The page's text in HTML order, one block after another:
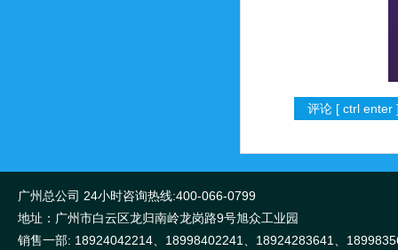
广州总公司 24小时咨询热线:400-066-0799
地址：广州市白云区龙归南岭龙岗路9号旭众工业园
销售一部: 18924042214、18998402241、18924283641、